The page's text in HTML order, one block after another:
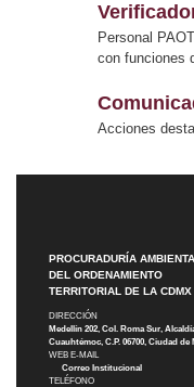
Personal
con funciones
Acciones
PROCURADURÍA
DEL ORDENAMIENTO
TERRITORIAL DE LA CDMX
DIRECCIÓN
Medellín 202, Col. Roma Sur,
Cuauhtémoc, C.P. 06700, Ciudad de
WEB E-MAIL
Correo Institucional
TELÉFONO